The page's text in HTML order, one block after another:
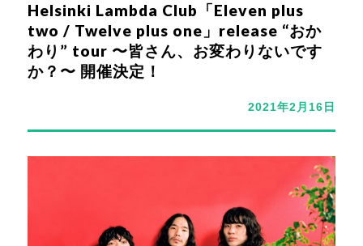
Helsinki Lambda Club「Eleven plus
two / Twelve plus one」release “おか
わり” tour 〜皆さん、お変わりないです
か？〜 開催決定！
2021年2月16日